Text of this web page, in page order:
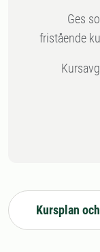
Ges som
fristående
Kursplan